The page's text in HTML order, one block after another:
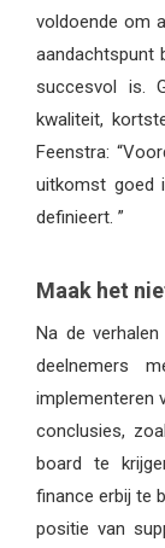
voldoende om
aandachtspunt
succesvol is.
kwaliteit,
Feenstra:
uitkomst goed
definieert. ”
Maak het
Na de
deelnemers
implementeren
conclusies,
board te
finance erbij te
positie van